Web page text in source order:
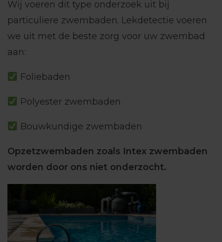
Wij voeren dit type onderzoek uit bij
particuliere zwembaden. Lekdetectie voeren
we uit met de beste zorg voor uw zwembad
aan:
Foliebaden
Polyester zwembaden
Bouwkundige zwembaden
Opzetzwembaden zoals Intex zwembaden
worden door ons niet onderzocht.